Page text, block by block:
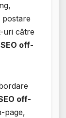
postare
uri către
SEO off-
off-
page,